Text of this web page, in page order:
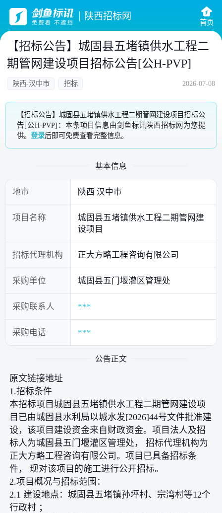
陕西招标网
首页
【招标公告】城固县五堵镇供水工程二
期管网建设项目招标公告[公H-PVP]
陕西-汉中市 招标 2026-07-08
【招标公告】城固县五堵镇供水工程二期管网建设项目招标公
告[公H-PVP]：本条项目信息由剑鱼标讯陕西招标网为您提
供。登录后即可免费查看完整信息。
基本信息
地市 陕西 汉中市
项目名称
城固县五堵镇供水工程二期管网建
设项目
招标代理机构 正大方略工程咨询有限公司
采购单位 城固县五门堰灌区管理处
采购联系人 ***
采购电话 ***
公告正文
原文链接地址
1.招标条件
本招标项目城固县五堵镇供水工程二期管网建设项
目已由城固县水利局以城水发[2026]44号文件批准建
设，该项目建设资金来自财政资金。项目法人及招
标人为城固县五门堰灌区管理处， 招标代理机构为
正大方略工程咨询有限公司。项目已具备招标条
件， 现对该项目的施工进行公开招标。
2.项目概况与招标范围：
2.1 建设地点：城固县五堵镇孙坪村、宗湾村等12个
行政村 ；